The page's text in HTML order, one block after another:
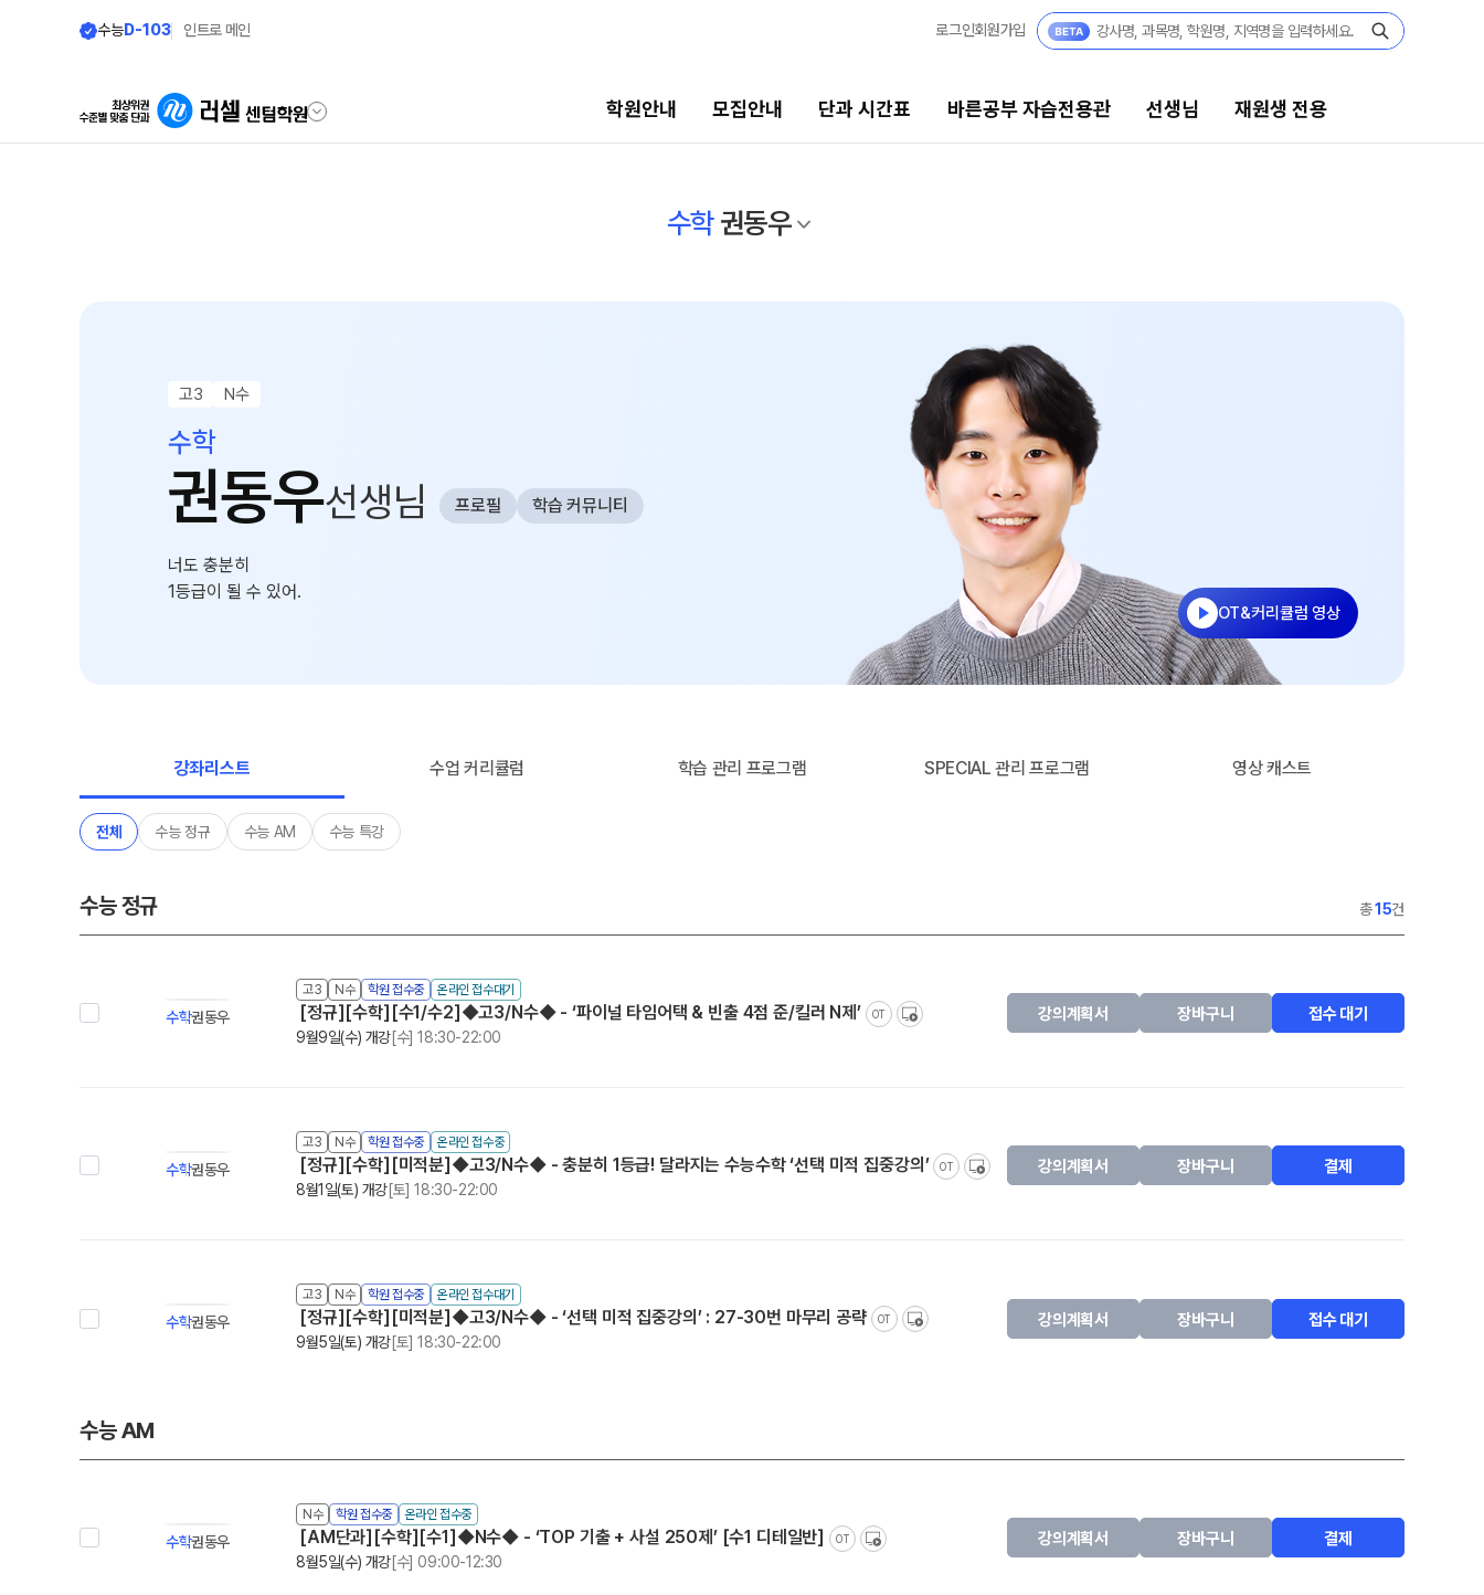
수능D-103 인트로 메인 로그인회원가입
학원안내 모집안내 단과 시간표 바른공부 자습전용관 선생님 재원생 전용
학원 이용 안내
2027 재학생 정규반
2026 썸머스쿨
9월 정규·특강 단과
N
선생님
전체
국어
수학
영어
한국사
사회탐구
과학탐구
논술
메가패스 특별 지원
메가 스마트 리포트
수학권동우
고3 N수
수학
권동우선생님 프로필 학습 커뮤니티
너도 충분히
1등급이 될 수 있어.
OT&커리큘럼 영상
강좌리스트 수업 커리큘럼 학습 관리 프로그램 SPECIAL 관리 프로그램 영상 캐스트
전체 수능 정규 수능 AM 수능 특강
수능 정규 총15건
수학권동우
고3 N수 학원 접수중 온라인 접수대기
[정규][수학][수1/수2]◆고3/N수◆ - ‘파이널 타임어택 & 빈출 4점 준/킬러 N제’ OT
9월9일(수) 개강[수] 18:30-22:00
강의계획서 장바구니 접수 대기
수학권동우
고3 N수 학원 접수중 온라인 접수중
[정규][수학][미적분]◆고3/N수◆ - 충분히 1등급! 달라지는 수능수학 ‘선택 미적 집중강의’ OT
8월1일(토) 개강[토] 18:30-22:00
강의계획서 장바구니 결제
수학권동우
고3 N수 학원 접수중 온라인 접수대기
[정규][수학][미적분]◆고3/N수◆ - ‘선택 미적 집중강의’ : 27-30번 마무리 공략 OT
9월5일(토) 개강[토] 18:30-22:00
강의계획서 장바구니 접수 대기
수능 AM
수학권동우
N수 학원 접수중 온라인 접수중
[AM단과][수학][수1]◆N수◆ - ‘TOP 기출 + 사설 250제’ [수1 디테일반] OT
8월5일(수) 개강[수] 09:00-12:30
강의계획서 장바구니 결제